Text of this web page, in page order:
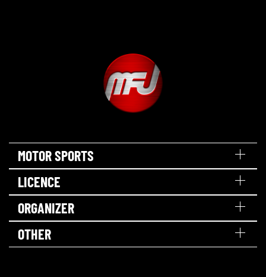
MOTOR SPORTS
LICENCE
ORGANIZER
OTHER